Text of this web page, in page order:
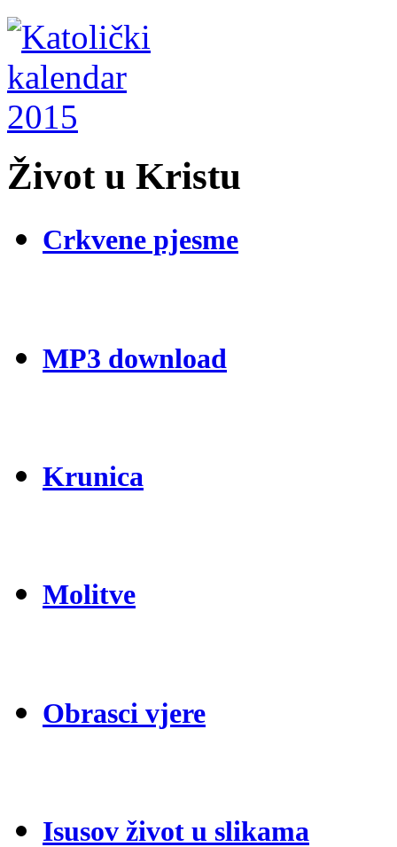
Život u Kristu
Crkvene pjesme
MP3 download
Krunica
Molitve
Obrasci vjere
Isusov život u slikama